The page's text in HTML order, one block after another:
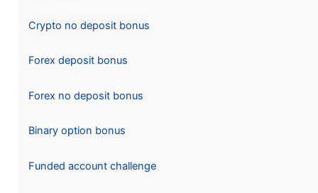
Crypto no deposit bonus
Forex deposit bonus
Forex no deposit bonus
Binary option bonus
Funded account challenge